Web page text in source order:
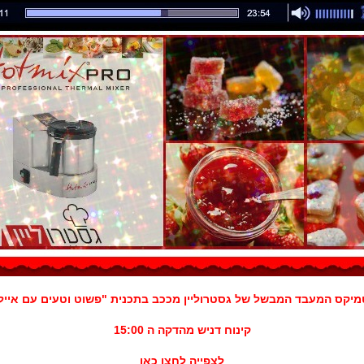
המעבד המבשל של גסטרוליין מככב בתכנית "פשוט וטעים עם
קינוח דניש מהדקה ה 15:00
לצפייה לחצו כאן